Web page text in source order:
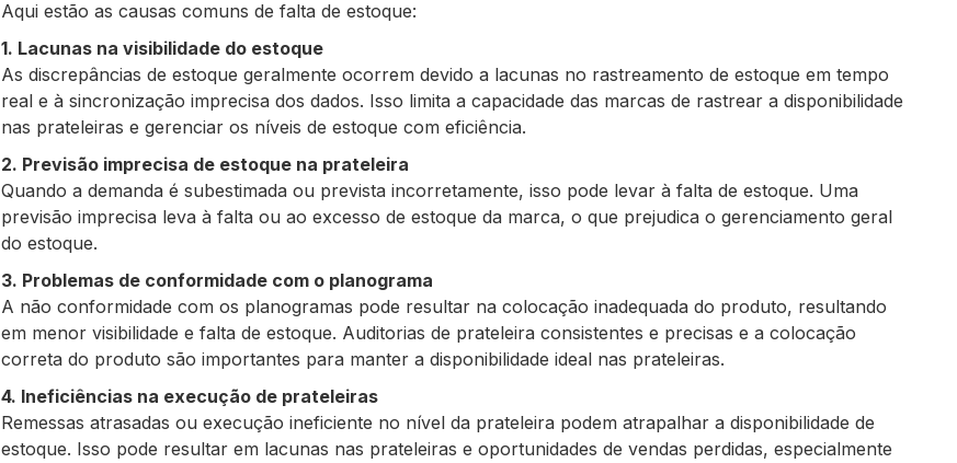
Aqui estão as causas comuns de falta de estoque:
1. Lacunas na visibilidade do estoque
As discrepâncias de estoque geralmente ocorrem devido a lacunas no rastreamento de estoque em tempo
real e à sincronização imprecisa dos dados. Isso limita a capacidade das marcas de rastrear a disponibilidade
nas prateleiras e gerenciar os níveis de estoque com eficiência.
2. Previsão imprecisa de estoque na prateleira
Quando a demanda é subestimada ou prevista incorretamente, isso pode levar à falta de estoque. Uma
previsão imprecisa leva à falta ou ao excesso de estoque da marca, o que prejudica o gerenciamento geral
do estoque.
3. Problemas de conformidade com o planograma
A não conformidade com os planogramas pode resultar na colocação inadequada do produto, resultando
em menor visibilidade e falta de estoque. Auditorias de prateleira consistentes e precisas e a colocação
correta do produto são importantes para manter a disponibilidade ideal nas prateleiras.
4. Ineficiências na execução de prateleiras
Remessas atrasadas ou execução ineficiente no nível da prateleira podem atrapalhar a disponibilidade de
estoque. Isso pode resultar em lacunas nas prateleiras e oportunidades de vendas perdidas, especialmente